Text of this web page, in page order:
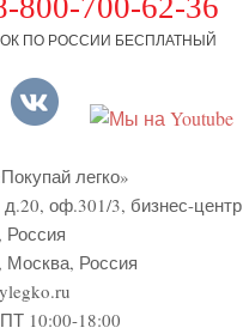
ПО РОССИИ БЕСПЛАТНЫЙ
легко»
оф.301/3, бизнес-центр
, Россия
Москва, Россия
10:00-18:00